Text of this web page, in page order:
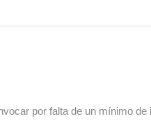
por falta de un mínimo